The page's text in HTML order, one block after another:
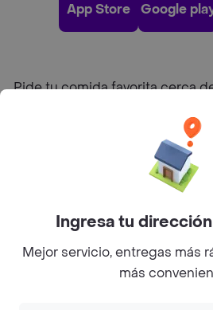
App Store Google
Pide tu comida favorita cerca
Sobre Rappi
Ingresa tu
Mejor servicio, entregas más
más